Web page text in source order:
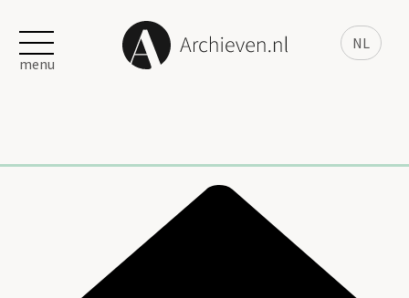
NL
menu